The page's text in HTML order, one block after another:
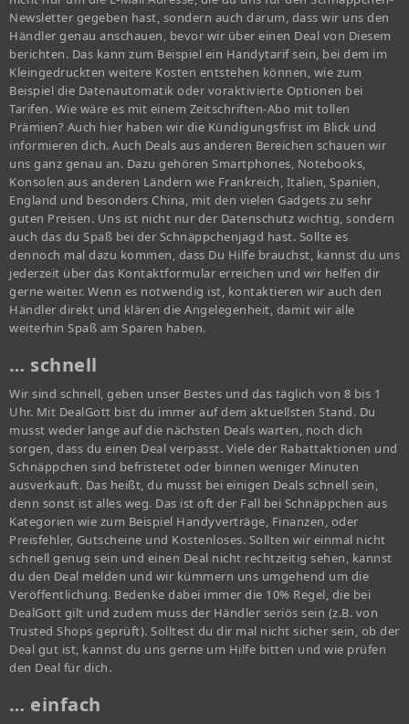
Newsletter gegeben hast, sondern auch darum, dass wir uns den
Händler genau anschauen, bevor wir über einen Deal von Diesem
berichten. Das kann zum Beispiel ein Handytarif sein, bei dem im
Kleingedruckten weitere Kosten entstehen können, wie zum
Beispiel die Datenautomatik oder voraktivierte Optionen bei
Tarifen. Wie wäre es mit einem Zeitschriften-Abo mit tollen
Prämien? Auch hier haben wir die Kündigungsfrist im Blick und
informieren dich. Auch Deals aus anderen Bereichen schauen wir
uns ganz genau an. Dazu gehören Smartphones, Notebooks,
Konsolen aus anderen Ländern wie Frankreich, Italien, Spanien,
England und besonders China, mit den vielen Gadgets zu sehr
guten Preisen. Uns ist nicht nur der Datenschutz wichtig, sondern
auch das du Spaß bei der Schnäppchenjagd hast. Sollte es
dennoch mal dazu kommen, dass Du Hilfe brauchst, kannst du uns
jederzeit über das Kontaktformular erreichen und wir helfen dir
gerne weiter. Wenn es notwendig ist, kontaktieren wir auch den
Händler direkt und klären die Angelegenheit, damit wir alle
weiterhin Spaß am Sparen haben.
… schnell
Wir sind schnell, geben unser Bestes und das täglich von 8 bis 1
Uhr. Mit DealGott bist du immer auf dem aktuellsten Stand. Du
musst weder lange auf die nächsten Deals warten, noch dich
sorgen, dass du einen Deal verpasst. Viele der Rabattaktionen und
Schnäppchen sind befristetet oder binnen weniger Minuten
ausverkauft. Das heißt, du musst bei einigen Deals schnell sein,
denn sonst ist alles weg. Das ist oft der Fall bei Schnäppchen aus
Kategorien wie zum Beispiel Handyverträge, Finanzen, oder
Preisfehler, Gutscheine und Kostenloses. Sollten wir einmal nicht
schnell genug sein und einen Deal nicht rechtzeitig sehen, kannst
du den Deal melden und wir kümmern uns umgehend um die
Veröffentlichung. Bedenke dabei immer die 10% Regel, die bei
DealGott gilt und zudem muss der Händler seriös sein (z.B. von
Trusted Shops geprüft). Solltest du dir mal nicht sicher sein, ob der
Deal gut ist, kannst du uns gerne um Hilfe bitten und wie prüfen
den Deal für dich.
… einfach